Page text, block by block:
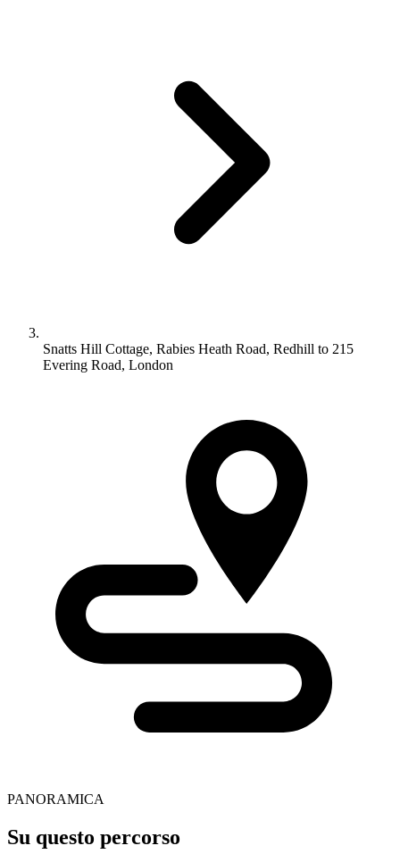
Snatts Hill Cottage, Rabies Heath Road, Redhill to 215
Evering Road, London
PANORAMICA
Su questo percorso